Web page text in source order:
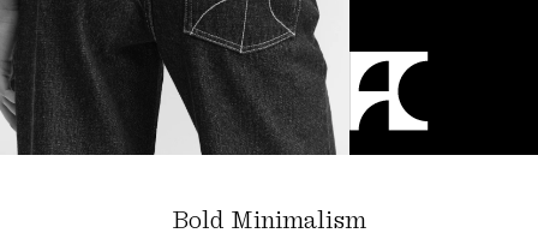
Bold Minimalism